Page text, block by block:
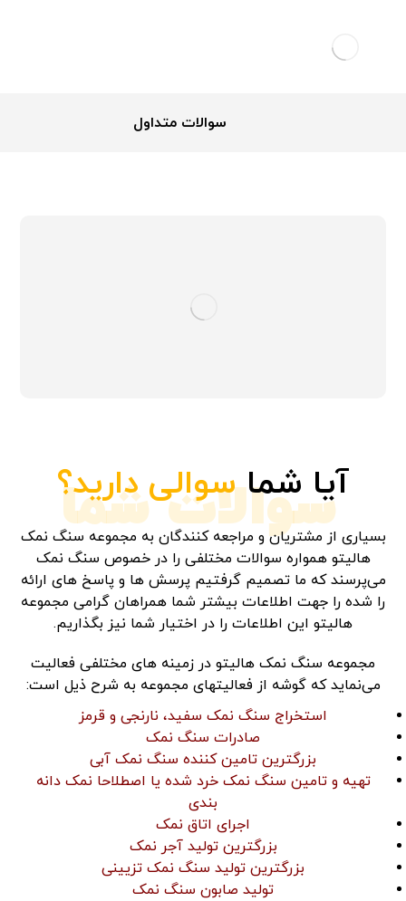
سوالات متداول
سوالات شما
آیا شماسوالی دارید؟
بسیاری از مشتریان و مراجعه کنندگان به مجموعه سنگ نمک
هالیتو همواره سوالات مختلفی را در خصوص سنگ نمک
می‌پرسند که ما تصمیم گرفتیم پرسش ها و پاسخ های ارائه
را شده را جهت اطلاعات بیشتر شما همراهان گرامی مجموعه
هالیتو این اطلاعات را در اختیار شما نیز بگذاریم.
مجموعه سنگ نمک هالیتو در زمینه های مختلفی فعالیت
می‌نماید که گوشه از فعالیتهای مجموعه به شرح ذیل است:
استخراج سنگ نمک سفید، نارنجی و قرمز
صادرات سنگ نمک
بزرگترین تامین کننده سنگ نمک آبی
تهیه و تامین سنگ نمک خرد شده یا اصطلاحا نمک دانه
بندی
اجرای اتاق نمک
بزرگترین تولید آجر نمک
بزرگترین تولید سنگ نمک تزیینی
تولید صابون سنگ نمک